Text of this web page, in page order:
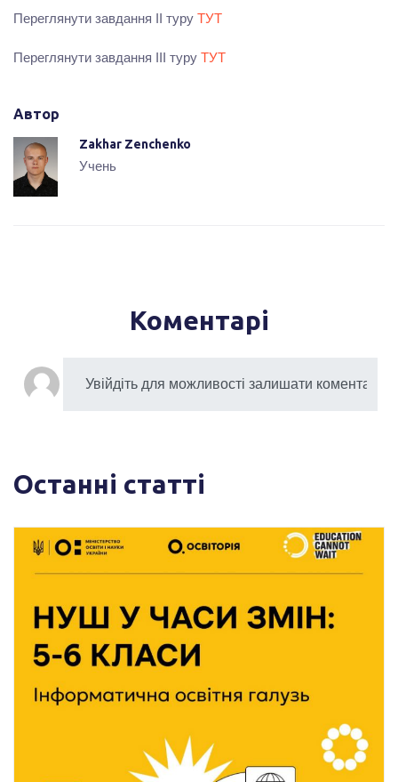
Переглянути завдання ІІ туру ТУТ
Переглянути завдання ІІІ туру ТУТ
Автор
Zakhar Zenchenko
Учень
Коментарі
Останні статті